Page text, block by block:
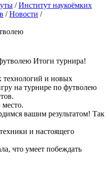
/Институт наукоёмких
/Новости /
Итоги турнира!
технологий и новых
на турнире по футволею
вашим результатом! Так
и настоящего
что умеет побеждать